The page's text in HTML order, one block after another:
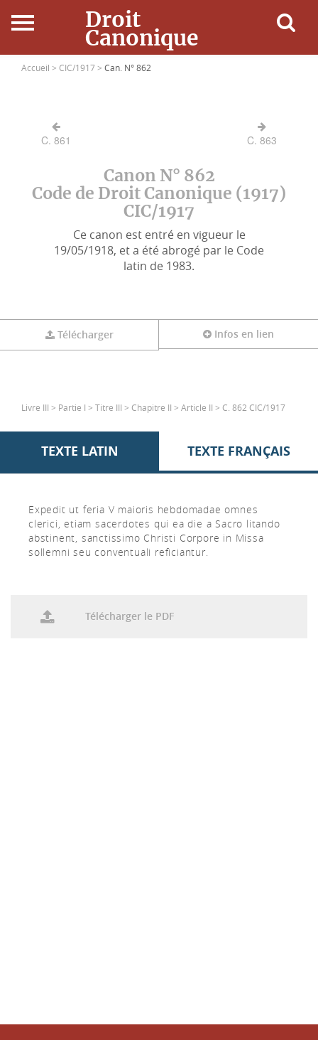
Droit
Canonique
Accueil
Ressources
Accueil > CIC/1917 > Can. N° 862
C. 861 C. 863
Canon N° 862
Code de Droit Canonique (1917)
CIC/1917
Ce canon est entré en vigueur le
19/05/1918, et a été abrogé par le Code
latin de 1983.
Télécharger Infos en lien
Livre III > Partie I > Titre III > Chapitre II > Article II > C. 862 CIC/1917
TEXTE LATIN TEXTE FRANÇAIS
Expedit ut feria V maioris hebdomadae omnes
clerici, etiam sacerdotes qui ea die a Sacro litando
abstinent, sanctissimo Christi Corpore in Missa
sollemni seu conventuali reficiantur.
Télécharger le PDF